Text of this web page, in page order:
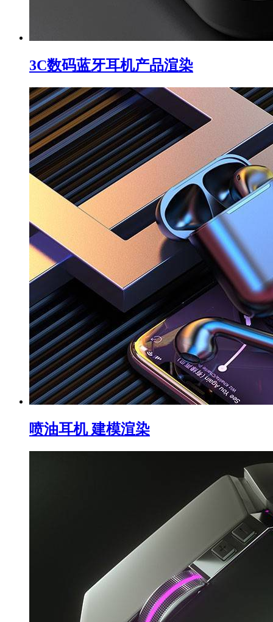
3C数码蓝牙耳机产品渲染
喷油耳机 建模渲染